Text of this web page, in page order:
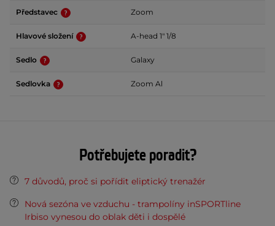
Představec Zoom
Hlavové složení A-head 1" 1/8
Sedlo Galaxy
Sedlovka Zoom Al
Potřebujete poradit?
7 důvodů, proč si pořídit eliptický trenažér
Nová sezóna ve vzduchu - trampolíny inSPORTline
Irbiso vynesou do oblak děti i dospělé